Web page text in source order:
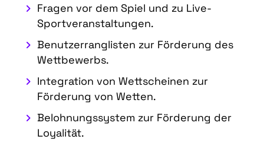
Fragen vor dem Spiel und zu Live-
Sportveranstaltungen.
Benutzerranglisten zur Förderung des
Wettbewerbs.
Integration von Wettscheinen zur
Förderung von Wetten.
Belohnungssystem zur Förderung der
Loyalität.